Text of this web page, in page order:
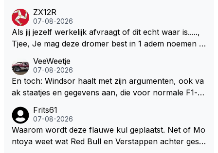
weet 🤮🤮
ZX12R
07-08-2026
Als jij jezelf werkelijk afvraagt of dit echt waar is.....,
Tjee, Je mag deze dromer best in 1 adem noemen m
aar voordragen uit eigen geest. Kan mij voorstellen d
at je het leuk vindt sprookjes te luisteren maar heb jij
jezelf dan ook wel eens afgevraagd of de dappere b
ze wolff gesneden heeft?
VeeWeetje
07-08-2026
En toch: Windsor haalt met zijn argumenten, ook va
ak staatjes en gegevens aan, die voor normale F1-fa
okies made of your own dough" 🤣
Frits61
07-08-2026
Waarom wordt deze flauwe kul geplaatst. Net of Mo
ntoya weet wat Red Bull en Verstappen achter geslo